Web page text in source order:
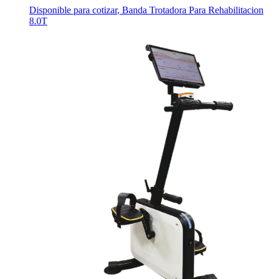
Disponible para cotizar, Banda Trotadora Para Rehabilitacion
8.0T